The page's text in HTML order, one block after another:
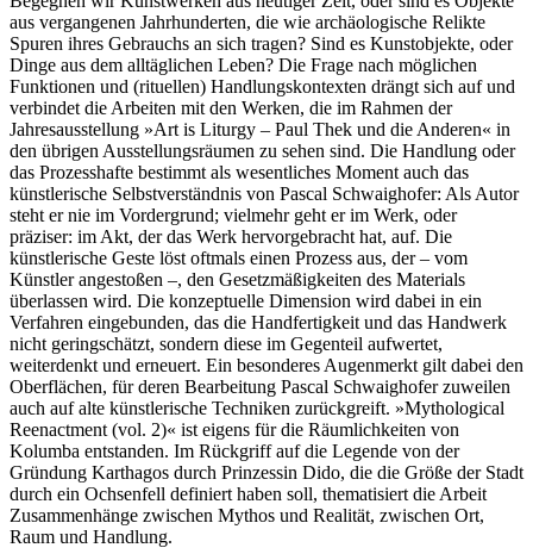
aus vergangenen Jahrhunderten, die wie archäologische Relikte
Spuren ihres Gebrauchs an sich tragen? Sind es Kunstobjekte, oder
Dinge aus dem alltäglichen Leben? Die Frage nach möglichen
Funktionen und (rituellen) Handlungskontexten drängt sich auf und
verbindet die Arbeiten mit den Werken, die im Rahmen der
Jahresausstellung »Art is Liturgy – Paul Thek und die Anderen« in
den übrigen Ausstellungsräumen zu sehen sind. Die Handlung oder
das Prozesshafte bestimmt als wesentliches Moment auch das
künstlerische Selbstverständnis von Pascal Schwaighofer: Als Autor
steht er nie im Vordergrund; vielmehr geht er im Werk, oder
präziser: im Akt, der das Werk hervorgebracht hat, auf. Die
künstlerische Geste löst oftmals einen Prozess aus, der – vom
Künstler angestoßen –, den Gesetzmäßigkeiten des Materials
überlassen wird. Die konzeptuelle Dimension wird dabei in ein
Verfahren eingebunden, das die Handfertigkeit und das Handwerk
nicht geringschätzt, sondern diese im Gegenteil aufwertet,
weiterdenkt und erneuert. Ein besonderes Augenmerkt gilt dabei den
Oberflächen, für deren Bearbeitung Pascal Schwaighofer zuweilen
auch auf alte künstlerische Techniken zurückgreift. »Mythological
Reenactment (vol. 2)« ist eigens für die Räumlichkeiten von
Kolumba entstanden. Im Rückgriff auf die Legende von der
Gründung Karthagos durch Prinzessin Dido, die die Größe der Stadt
durch ein Ochsenfell definiert haben soll, thematisiert die Arbeit
Zusammenhänge zwischen Mythos und Realität, zwischen Ort,
Raum und Handlung.